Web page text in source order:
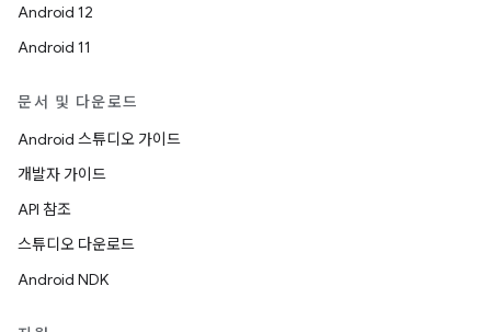
Android 12
Android 11
문서 및 다운로드
Android 스튜디오 가이드
개발자 가이드
API 참조
스튜디오 다운로드
Android NDK